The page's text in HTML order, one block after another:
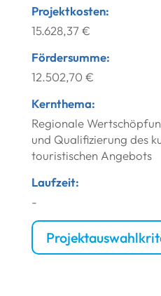
Projektkosten:
15.628,37 €
Fördersumme:
12.502,70 €
Kernthema:
Regionale
und Qualifizierung des
touristischen Angebots
Laufzeit:
-